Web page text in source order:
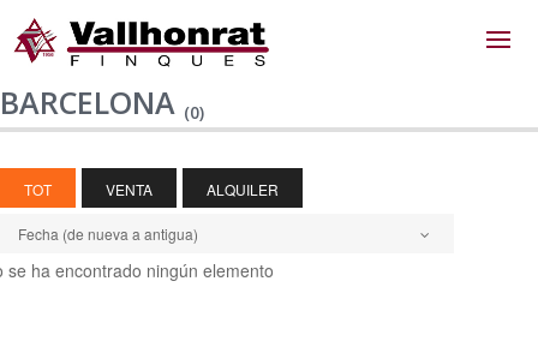
BARCELONA (0)
TOT VENTA ALQUILER
Fecha (de nueva a antigua)
se ha encontrado ningún elemento